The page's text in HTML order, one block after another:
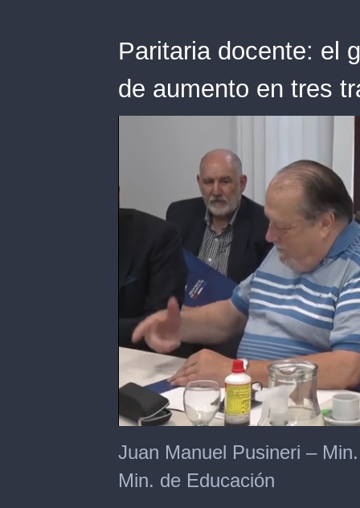
Paritaria docente: el
de aumento en tres
of
2
24
Juan Manuel Pusineri –
Min. de Educación